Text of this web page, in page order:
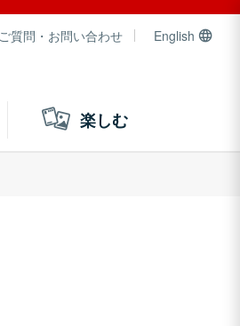
質問・お問い合わせ English
楽しむ